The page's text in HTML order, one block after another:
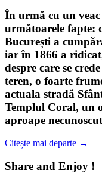
În urmă cu un
următoarele fapte:
București a
iar în 1866 a
despre care se
teren, o foarte
actuala stradă
Templul Coral, un
aproape
Citește mai departe →
Share and Enjoy !